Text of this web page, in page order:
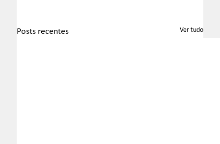
Posts recentes Ver tudo